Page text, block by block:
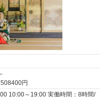
508400円
10:00～19:00 実働時間：8時間/